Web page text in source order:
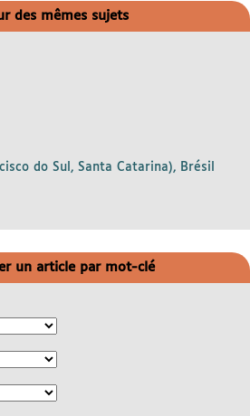
des mêmes sujets
do Sul, Santa Catarina), Brésil
un article par mot-clé